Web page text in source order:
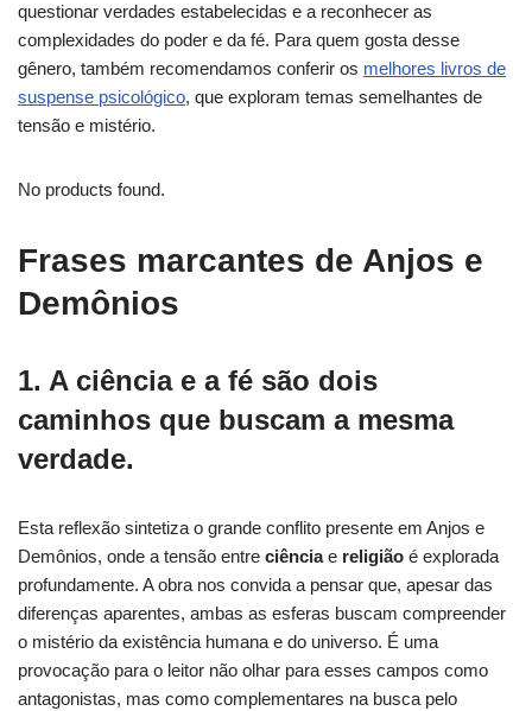
questionar verdades estabelecidas e a reconhecer as
complexidades do poder e da fé. Para quem gosta desse
gênero, também recomendamos conferir os melhores livros de
suspense psicológico, que exploram temas semelhantes de
tensão e mistério.
No products found.
Frases marcantes de Anjos e
Demônios
1. A ciência e a fé são dois
caminhos que buscam a mesma
verdade.
Esta reflexão sintetiza o grande conflito presente em Anjos e
Demônios, onde a tensão entre ciênciae religião é explorada
profundamente. A obra nos convida a pensar que, apesar das
diferenças aparentes, ambas as esferas buscam compreender
o mistério da existência humana e do universo. É uma
provocação para o leitor não olhar para esses campos como
antagonistas, mas como complementares na busca pelo